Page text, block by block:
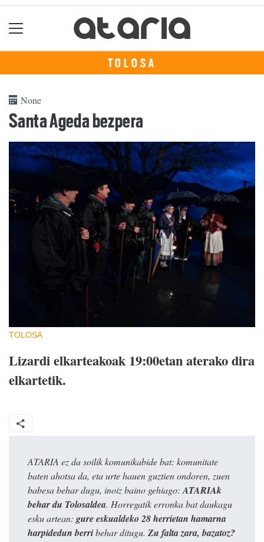
TOLOSA
None
Santa Ageda bezpera
TOLOSA
Lizardi elkarteakoak 19:00etan aterako dira
elkartetik.
ATARIA ez da soilik komunikabide bat: komunitate
baten ahotsa da, eta urte hauen guztien ondoren, zuen
babesa behar dugu, inoiz baino gehiago:ATARIAk
behar du Tolosaldea. Horregatik erronka bat daukagu
esku artean: gure eskualdeko 28 herrietan hamarna
harpidedun berribehar ditugu. Zu falta zara, bazatoz?